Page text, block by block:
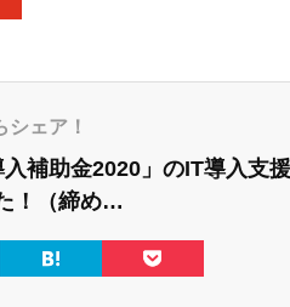
シェア！
補助金2020」のIT導入支
！（締め…